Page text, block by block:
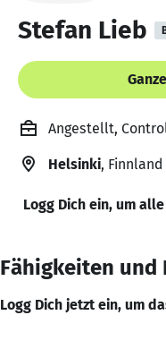
Stefan Lieb
Angestellt,
Helsinki, Finnland
Logg Dich ein, um
Fähigkeiten und
Logg Dich jetzt ein, um